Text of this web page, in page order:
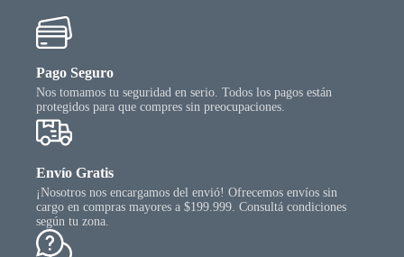
Pago Seguro
Nos tomamos tu seguridad en serio. Todos los pagos están
protegidos para que compres sin preocupaciones.
Envío Gratis
¡Nosotros nos encargamos del envió! Ofrecemos envíos sin
cargo en compras mayores a $199.999. Consultá condiciones
según tu zona.